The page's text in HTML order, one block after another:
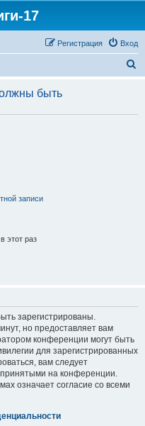
17
Вход
Регистрация
с
быть
записи
этот раз
зарегистрированы.
но предоставляет вам
конференции могут быть
для зарегистрированных
вам следует
на конференции.
означает согласие со всеми